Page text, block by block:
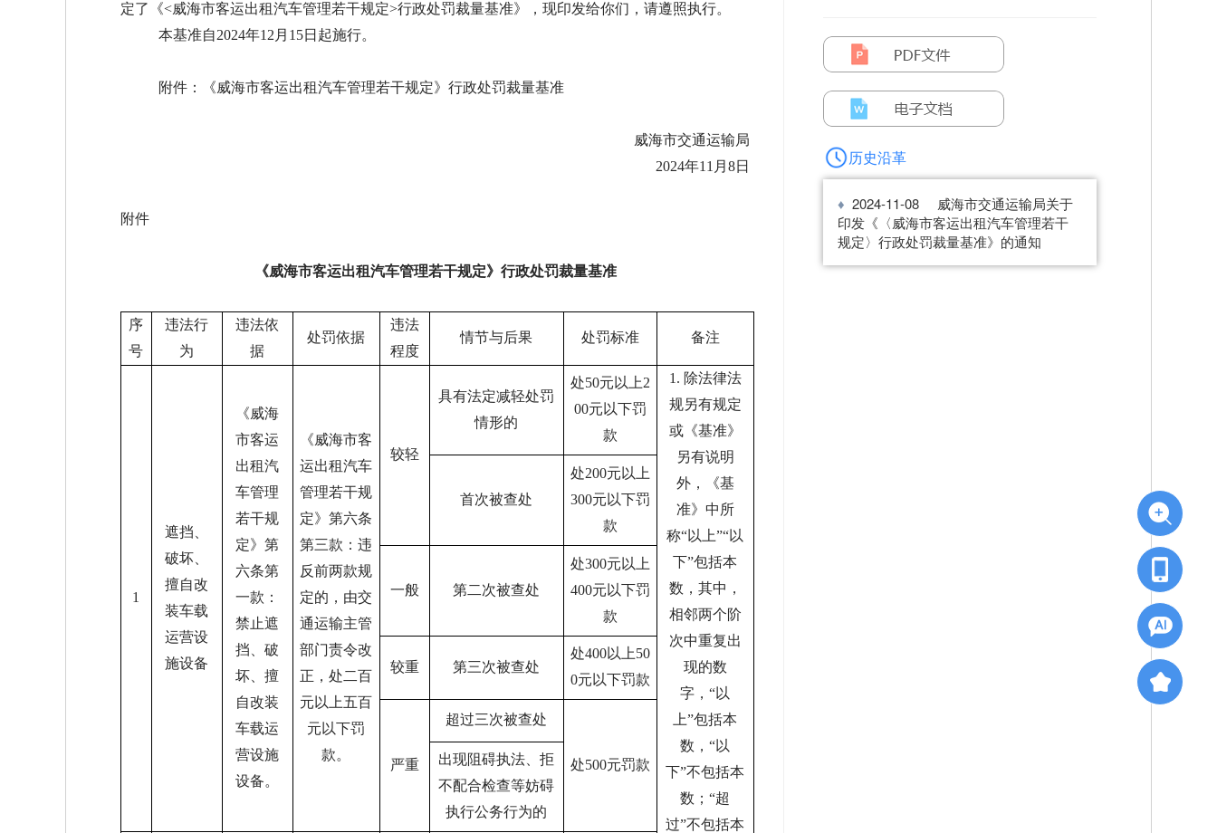
定了《<威海市客运出租汽车管理若干规定>行政处罚裁量基准》，现印发给你们，请遵照执行。
本基准自2024年12月15日起施行。
附件：《威海市客运出租汽车管理若干规定》行政处罚裁量基准
威海市交通运输局
2024年11月8日
附件
《威海市客运出租汽车管理若干规定》行政处罚裁量基准
序
号
违法行
为
违法依
据
处罚依据
违法
程度
情节与后果 处罚标准 备注
1
遮挡、
破坏、
擅自改
装车载
运营设
施设备
《威海
市客运
出租汽
车管理
若干规
定》第
六条第
一款：
禁止遮
挡、破
坏、擅
自改装
车载运
营设施
设备。
《威海市客
运出租汽车
管理若干规
定》第六条
第三款：违
反前两款规
定的，由交
通运输主管
部门责令改
正，处二百
元以上五百
元以下罚
款。
较轻
具有法定减轻处罚
情形的
处50元以上2
00元以下罚
款
1. 除法律法
规另有规定
或《基准》
另有说明
外，《基
准》中所
称“以上”“以
下”包括本
数，其中，
相邻两个阶
次中重复出
现的数
字，“以
上”包括本
数，“以
下”不包括本
数；“超
过”不包括本
首次被查处
处200元以上
300元以下罚
款
一般 第二次被查处
处300元以上
400元以下罚
款
较重 第三次被查处
处400以上50
0元以下罚款
严重
超过三次被查处
处500元罚款
出现阻碍执法、拒
不配合检查等妨碍
执行公务行为的
历史沿革
2024-11-08
威海市交通运输局关于
印发《〈威海市客运出租汽车管理若干
规定〉行政处罚裁量基准》的通知